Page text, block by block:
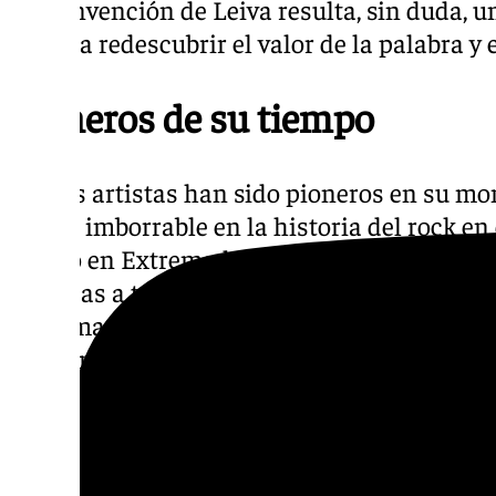
de reinvención de Leiva resulta, sin duda,
invita a redescubrir el valor de la palabra
Pioneros de su tiempo
Ambos artistas han sido pioneros en su
huella imborrable en la historia del rock
legado en Extremoduro, siempre ha sabido
intensas a través de versos que exploran
del alma. Por su parte, Leiva, tras liderar
reinventarse, manteniendo siempre esa